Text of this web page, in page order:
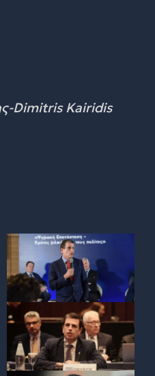
Dimitris Kairidis